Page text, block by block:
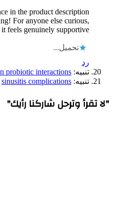
in the product description
For anyone else curious,
it feels genuinely supportive.
تحميل...
رد
تنبيه: probiotic interactions
تنبيه: sinusitis complications
"لا تقرأ وترحل شاركنا رأيك"